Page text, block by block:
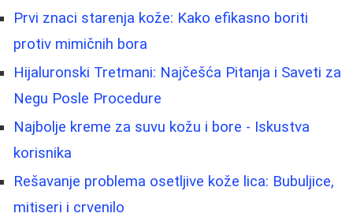
Prvi znaci starenja kože: Kako efikasno boriti
protiv mimičnih bora
Hijaluronski Tretmani: Najčešća Pitanja i Saveti za
Negu Posle Procedure
Najbolje kreme za suvu kožu i bore - Iskustva
korisnika
Rešavanje problema osetljive kože lica: Bubuljice,
mitiseri i crvenilo